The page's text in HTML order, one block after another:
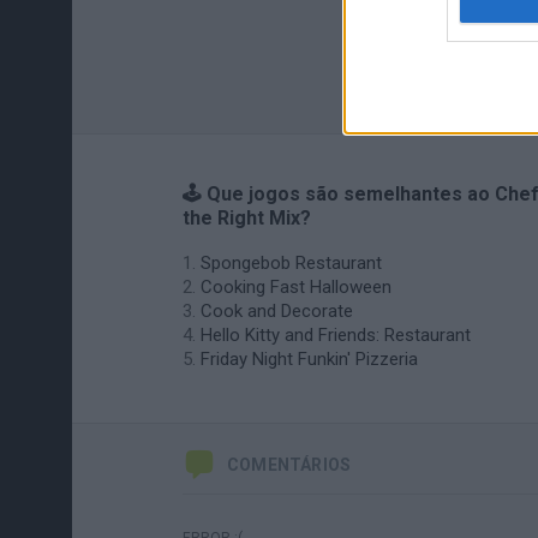
🕹️ Que jogos são semelhantes ao Chef
the Right Mix?
Spongebob Restaurant
Cooking Fast Halloween
Cook and Decorate
Hello Kitty and Friends: Restaurant
Friday Night Funkin' Pizzeria
COMENTÁRIOS